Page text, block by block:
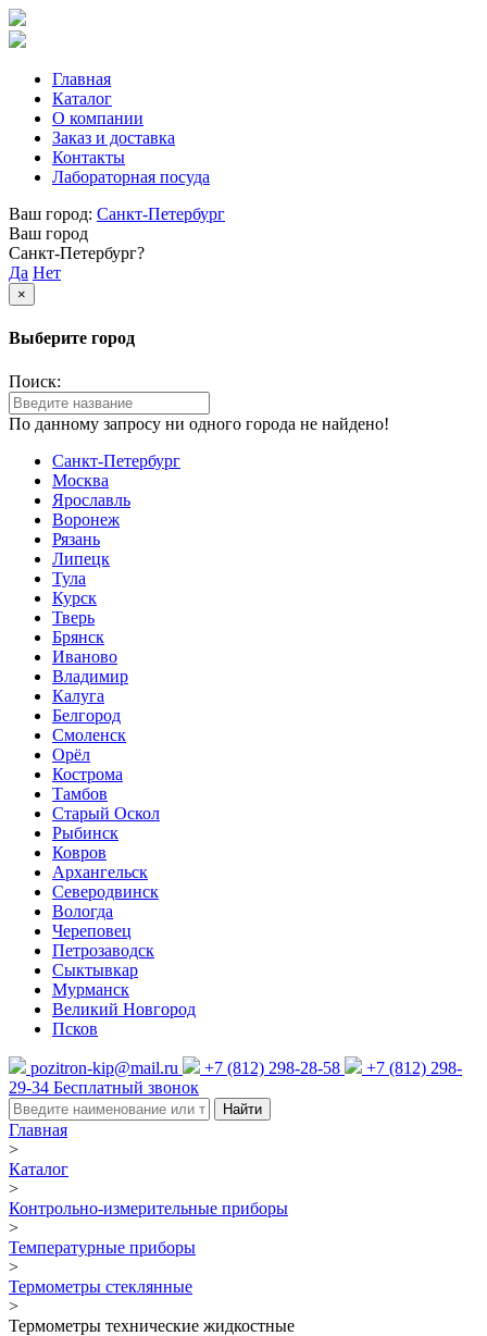
Главная
Каталог
О компании
Заказ и доставка
Контакты
Лабораторная посуда
Ваш город: Санкт-Петербург
Ваш город
Санкт-Петербург?
Да Нет
×
Выберите город
Поиск:
По данному запросу ни одного города не найдено!
Санкт-Петербург
Москва
Ярославль
Воронеж
Рязань
Липецк
Тула
Курск
Тверь
Брянск
Иваново
Владимир
Калуга
Белгород
Смоленск
Орёл
Кострома
Тамбов
Старый Оскол
Рыбинск
Ковров
Архангельск
Северодвинск
Вологда
Череповец
Петрозаводск
Сыктывкар
Мурманск
Великий Новгород
Псков
pozitron-kip@mail.ru +7 (812) 298-28-58
+7 (812) 298-
29-34 Бесплатный звонок
Найти
Главная
>
Каталог
>
Контрольно-измерительные приборы
>
Температурные приборы
>
Термометры стеклянные
>
Термометры технические жидкостные